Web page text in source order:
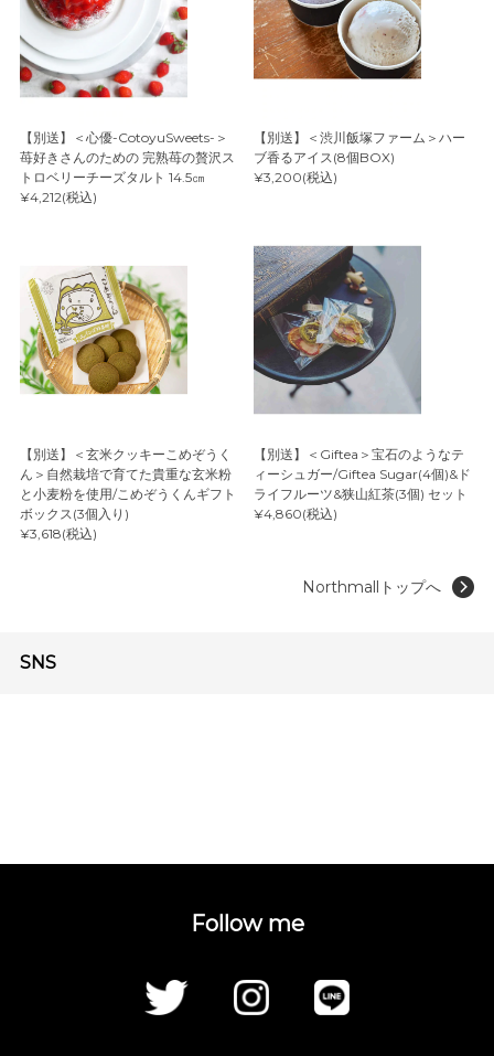
【別送】＜心優-CotoyuSweets-＞
苺好きさんのための 完熟苺の贅沢ス
トロベリーチーズタルト 14.5㎝
¥4,212(税込)
【別送】＜渋川飯塚ファーム＞ハー
ブ香るアイス(8個BOX)
¥3,200(税込)
【別送】＜玄米クッキーこめぞうく
ん＞自然栽培で育てた貴重な玄米粉
と小麦粉を使用/こめぞうくんギフト
ボックス(3個入り)
¥3,618(税込)
【別送】＜Giftea＞宝石のようなテ
ィーシュガー/Giftea Sugar(4個)&ド
ライフルーツ&狭山紅茶(3個) セット
¥4,860(税込)
Northmallトップへ
SNS
Follow me